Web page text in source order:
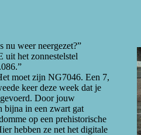
nu weer neergezet?”
uit het zonnestelstel
moet zijn NG7046. Een 7,
keer deze week dat je
Door jouw
bijna in een zwart gat
op een prehistorische
hebben ze net het digitale